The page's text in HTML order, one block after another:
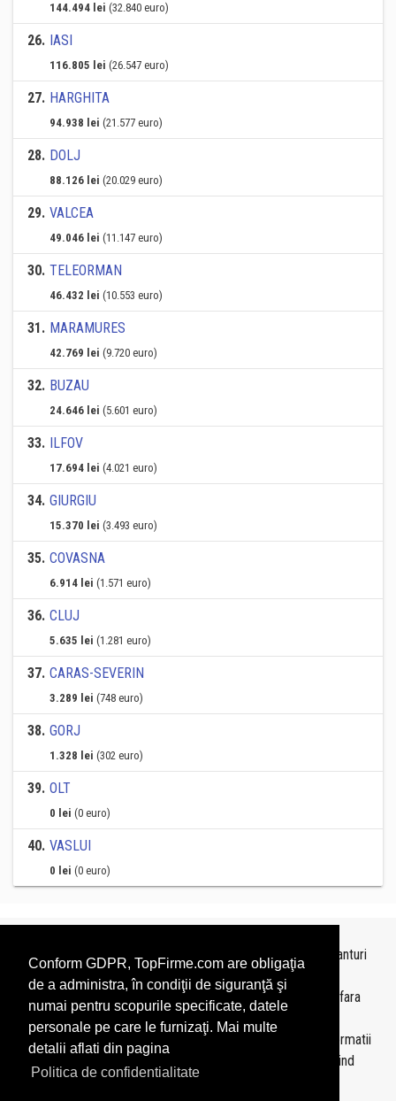
Conform GDPR, TopFirme.com are obligaţia
de a administra, în condiţii de siguranţă şi
numai pentru scopurile specificate, datele
personale pe care le furnizaţi. Mai multe
detalii aflati din pagina
Politica de confidentialitate
144.494 lei (32.840 euro)
26. IASI
116.805 lei (26.547 euro)
27. HARGHITA
94.938 lei (21.577 euro)
28. DOLJ
88.126 lei (20.029 euro)
29. VALCEA
49.046 lei (11.147 euro)
30. TELEORMAN
46.432 lei (10.553 euro)
31. MARAMURES
42.769 lei (9.720 euro)
32. BUZAU
24.646 lei (5.601 euro)
33. ILFOV
17.694 lei (4.021 euro)
34. GIURGIU
15.370 lei (3.493 euro)
35. COVASNA
6.914 lei (1.571 euro)
36. CLUJ
5.635 lei (1.281 euro)
37. CARAS-SEVERIN
3.289 lei (748 euro)
38. GORJ
1.328 lei (302 euro)
39. OLT
0 lei (0 euro)
40. VASLUI
0 lei (0 euro)
Topurile sunt realizate deTopFirme
pe baza ultimelor bilanturi
depuse si au scop informativ.
Este interzisa folosirea topurilor fara acordul TopFirme si fara
precizarea sursei.
Daca doriti sa achizitionati
topuri personalizate
sau informatii
despre agentii economici va rugam sa ne contactati folosind
sectiunea Contact